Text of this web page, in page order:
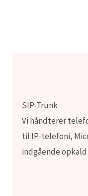
SIP-Trunk
Vi håndterer
til IP-telefoni,
indgående